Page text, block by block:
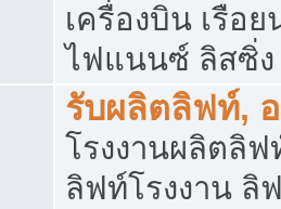
เครื่องบิน เรือ
ไฟแนนซ์ ลิสซิ่ง
รับผลิตลิฟท์,
โรงงานผลิตลิ
ลิฟท์โรงงาน ลิ